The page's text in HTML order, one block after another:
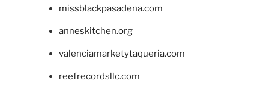
missblackpasadena.com
anneskitchen.org
valenciamarketytaqueria.com
reefrecordsllc.com